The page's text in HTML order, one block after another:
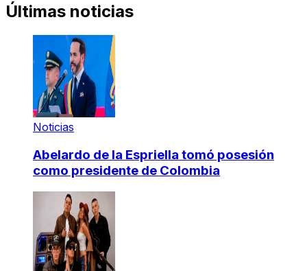
Últimas noticias
Noticias
Abelardo de la Espriella tomó posesión
como presidente de Colombia